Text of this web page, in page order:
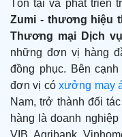
Tồn tại và phát triển
Zumi - thương hiệu
Thương mại Dịch
những đơn vị hàng
đồng phục. Bên
đơn vị cóxưởng may
Nam, trở thành đối
hàng là doanh
VIB, Agribank,